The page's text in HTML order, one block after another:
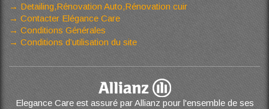
Detailing,Rénovation Auto,Rénovation cuir
Contacter Elégance Care
Conditions Générales
Conditions d’utilisation du site
Elegance Care est assuré par Allianz pour l'ensemble de ses